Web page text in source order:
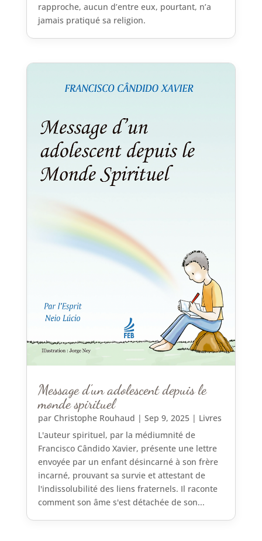
rapproche, aucun d’entre eux, pourtant, n’a
jamais pratiqué sa religion.
Message d’un adolescent depuis le
monde spirituel
par Christophe Rouhaud | Sep 9, 2025| Livres
L'auteur spirituel, par la médiumnité de
Francisco Cândido Xavier, présente une lettre
envoyée par un enfant désincarné à son frère
incarné, prouvant sa survie et attestant de
l'indissolubilité des liens fraternels. Il raconte
comment son âme s'est détachée de son...